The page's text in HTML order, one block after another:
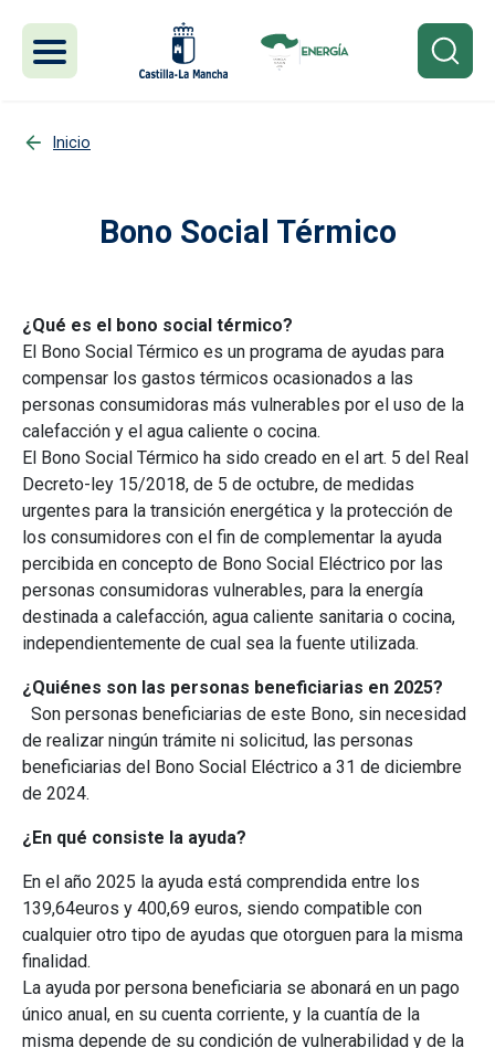
Inicio
Bono Social Térmico
¿Qué es el bono social térmico?
El Bono Social Térmico es un programa de ayudas para
compensar los gastos térmicos ocasionados a las
personas consumidoras más vulnerables por el uso de la
calefacción y el agua caliente o cocina.
El Bono Social Térmico ha sido creado en el art. 5 del Real
Decreto-ley 15/2018, de 5 de octubre, de medidas
urgentes para la transición energética y la protección de
los consumidores con el fin de complementar la ayuda
percibida en concepto de Bono Social Eléctrico por las
personas consumidoras vulnerables, para la energía
destinada a calefacción, agua caliente sanitaria o cocina,
independientemente de cual sea la fuente utilizada.
¿Quiénes son las personas beneficiarias en 2025?
Son personas beneficiarias de este Bono, sin necesidad
de realizar ningún trámite ni solicitud, las personas
beneficiarias del Bono Social Eléctrico a 31 de diciembre
de 2024.
¿En qué consiste la ayuda?
En el año 2025 la ayuda está comprendida entre los
139,64euros y 400,69 euros, siendo compatible con
cualquier otro tipo de ayudas que otorguen para la misma
finalidad.
La ayuda por persona beneficiaria se abonará en un pago
único anual, en su cuenta corriente, y la cuantía de la
misma depende de su condición de vulnerabilidad y de la